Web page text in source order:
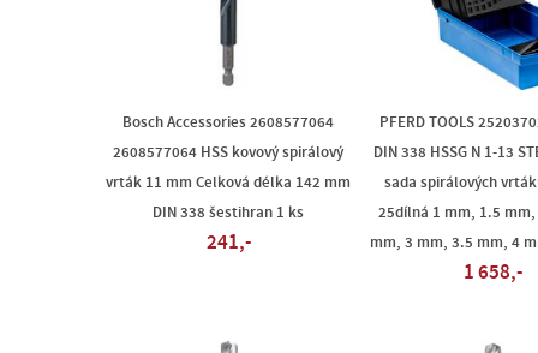
Bosch Accessories 2608577064
2608577064 HSS kovový spirálový
vrták 11 mm Celková délka 142 mm
DIN 338 šestihran 1 ks
241,-
PFERD TOOLS
DIN 338 HSSG N 1-13
sada spirálových
25dílná 1 mm, 1.5
mm, 3 mm, 3.5 mm, 4
1 658,-